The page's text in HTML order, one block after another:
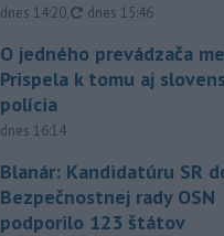
dnes 14:20, aktualizované
dnes 15:46
O jedného prevádzača
Prispela k tomu aj
polícia
dnes 16:14
Blanár: Kandidatúru SR
Bezpečnostnej rady OSN
podporilo 123 štátov